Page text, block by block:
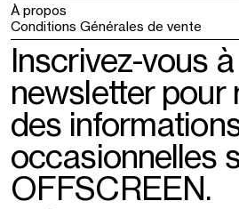
À propos
Conditions Générales de vente
Inscrivez-vous
newsletter pour
des
occasionnelles
OFFSCREEN.